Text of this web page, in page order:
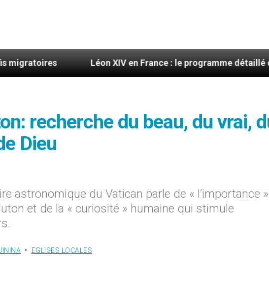
Léon XIV en France : le programme détaillé de sa visite
recherche du beau, du vrai,
Dieu
astronomique du Vatican parle de « l’importance
et de la « curiosité » humaine qui stimule
EGLISES LOCALES